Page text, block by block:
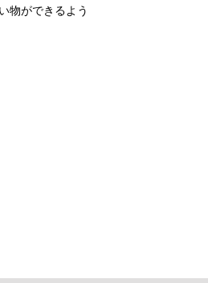
物ができるよう